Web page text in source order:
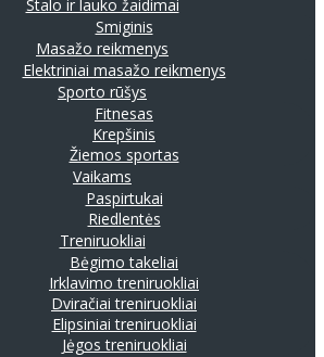
Stalo ir lauko žaidimai
Smiginis
Masažo reikmenys
Elektriniai masažo reikmenys
Sporto rūšys
Fitnesas
Krepšinis
Žiemos sportas
Vaikams
Paspirtukai
Riedlentės
Treniruokliai
Bėgimo takeliai
Irklavimo treniruokliai
Dviračiai treniruokliai
Elipsiniai treniruokliai
Jėgos treniruokliai